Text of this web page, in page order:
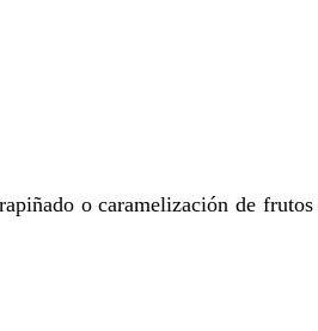
o caramelización de